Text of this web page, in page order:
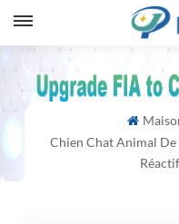
Chien Chat Animal